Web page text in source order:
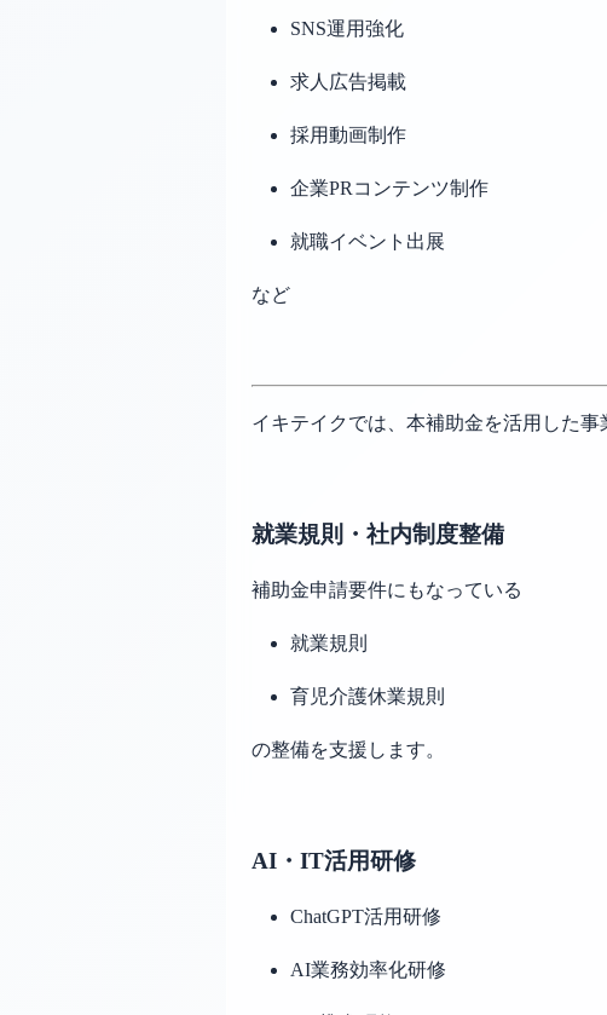
SNS運用強化
求人広告掲載
採用動画制作
企業PRコンテンツ制作
就職イベント出展
など
イキテイクでは、本補助金を活用した
就業規則・社内制度整備
補助金申請要件にもなっている
就業規則
育児介護休業規則
の整備を支援します。
AI・IT活用研修
ChatGPT活用研修
AI業務効率化研修